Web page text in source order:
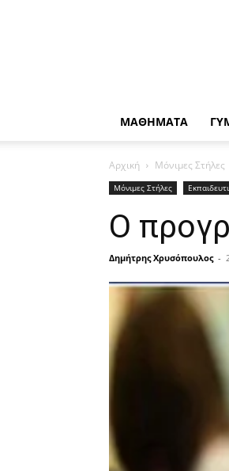
ΜΑΘΗΜΑΤΑ
Αρχική Μόνιμες Στήλες
Μόνιμες Στήλες
Ο
Δημήτρης Χρυσόπουλος -